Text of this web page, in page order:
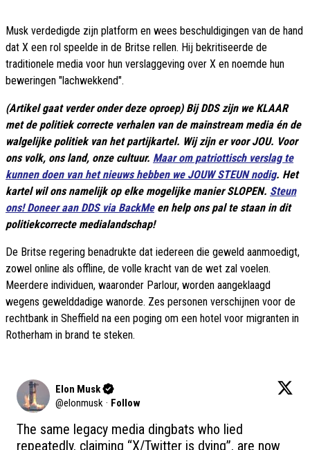
Musk verdedigde zijn platform en wees beschuldigingen van de hand
dat X een rol speelde in de Britse rellen. Hij bekritiseerde de
traditionele media voor hun verslaggeving over X en noemde hun
beweringen "lachwekkend".
(Artikel gaat verder onder deze oproep) Bij DDS zijn we KLAAR
met de politiek correcte verhalen van de mainstream media én de
walgelijke politiek van het partijkartel. Wij zijn er voor JOU. Voor
ons volk, ons land, onze cultuur. Maar om patriottisch verslag te
kunnen doen van het nieuws hebben we JOUW STEUN nodig. Het
kartel wil ons namelijk op elke mogelijke manier SLOPEN. Steun
ons! Doneer aan DDS via BackMeen help ons pal te staan in dit
politiekcorrecte medialandschap!
De Britse regering benadrukte dat iedereen die geweld aanmoedigt,
zowel online als offline, de volle kracht van de wet zal voelen.
Meerdere individuen, waaronder Parlour, worden aangeklaagd
wegens gewelddadige wanorde. Zes personen verschijnen voor de
rechtbank in Sheffield na een poging om een hotel voor migranten in
Rotherham in brand te steken.
Elon Musk
@elonmusk · Follow
The same legacy media dingbats who lied
repeatedly, claiming “X/Twitter is dying”, are now